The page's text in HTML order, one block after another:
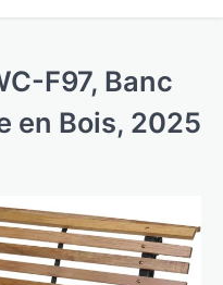
F97, Banc
en Bois, 2025